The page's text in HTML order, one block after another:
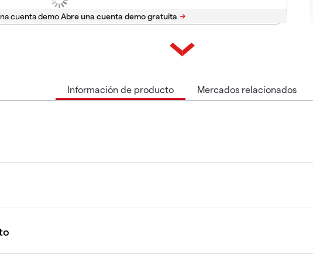
cuenta demo
Información de producto Mercados relacionados